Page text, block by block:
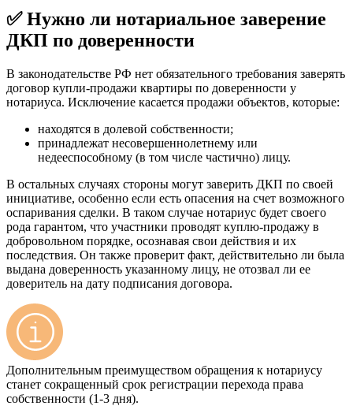
✅ Нужно ли нотариальное заверение
ДКП по доверенности
В законодательстве РФ нет обязательного требования заверять
договор купли-продажи квартиры по доверенности у
нотариуса. Исключение касается продажи объектов, которые:
находятся в долевой собственности;
принадлежат несовершеннолетнему или
недееспособному (в том числе частично) лицу.
В остальных случаях стороны могут заверить ДКП по своей
инициативе, особенно если есть опасения на счет возможного
оспаривания сделки. В таком случае нотариус будет своего
рода гарантом, что участники проводят куплю-продажу в
добровольном порядке, осознавая свои действия и их
последствия. Он также проверит факт, действительно ли была
выдана доверенность указанному лицу, не отозвал ли ее
доверитель на дату подписания договора.
Дополнительным преимуществом обращения к нотариусу
станет сокращенный срок регистрации перехода права
собственности (1-3 дня).